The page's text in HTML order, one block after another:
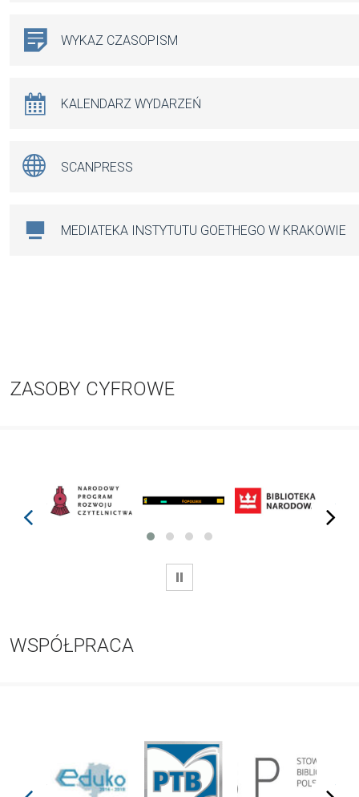
WYKAZ CZASOPISM
KALENDARZ WYDARZEŃ
SCANPRESS
MEDIATEKA INSTYTUTU GOETHEGO W KRAKOWIE
ZASOBY CYFROWE
prev next
WSTRZYMAJ
WSPÓŁPRACA
next